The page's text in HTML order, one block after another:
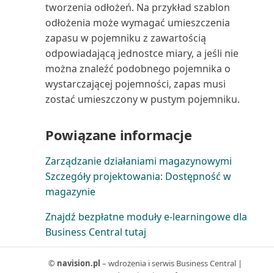
Wykorzystanie zasobów (raport)
Wymiary zapasu: sumy (raport)
Wymiary zapasu: szczegóły
(raport)
Wymiary: szczegóły (raport)
Zadania serwisowe (raport)
Zakupy zapasów od dostawców
tworzenia odłożeń. Na przykład szablon
odłożenia może wymagać umieszczenia
zapasu w pojemniku z zawartością
odpowiadającą jednostce miary, a jeśli nie
można znaleźć podobnego pojemnika o
wystarczającej pojemności, zapas musi
zostać umieszczony w pustym pojemniku.
Powiązane informacje
Zarządzanie działaniami magazynowymi
Szczegóły projektowania: Dostępność w
magazynie
Znajdź bezpłatne moduły e-learningowe dla
Business Central tutaj
© navision.pl – wdrożenia i serwis Business Central |